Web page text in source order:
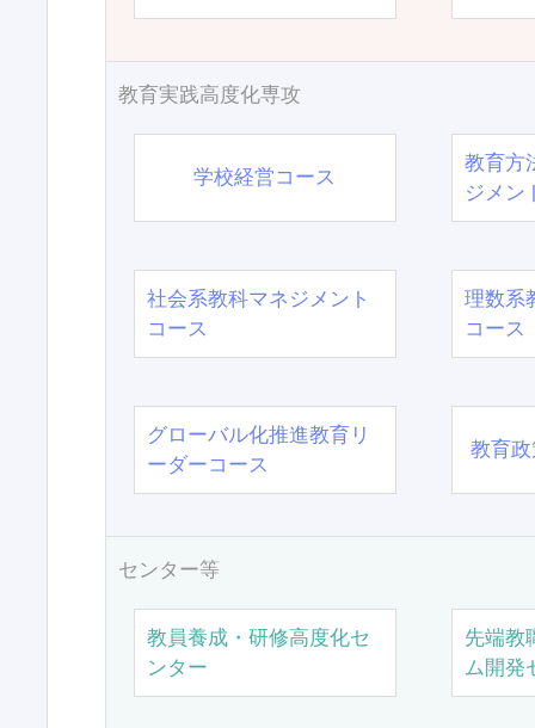
教育実践高度化専攻
学校経営コース
教育方
ジメン
社会系教科マネジメント
コース
理数系
コース
グローバル化推進教育リ
ーダーコース
教育
センター等
教員養成・研修高度化セ
ンター
先端教
ム開発